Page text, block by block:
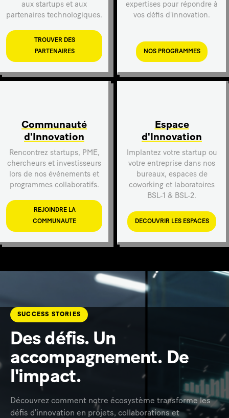
aux startups et aux
partenaires technologiques.
TROUVER DES
PARTENAIRES
expertises pour répondre à
vos défis d'innovation.
NOS PROGRAMMES
Communauté
d'Innovation
Rencontrez startups, PME,
chercheurs et investisseurs
lors de nos événements et
programmes collaboratifs.
REJOINDRE LA
COMMUNAUTE
Espace
d'Innovation
Implantez votre startup ou
votre entreprise dans nos
bureaux, espaces de
coworking et laboratoires
BSL-1 & BSL-2.
DECOUVRIR LES ESPACES
SUCCESS STORIES
Des défis. Un
accompagnement. De
l'impact.
Découvrez comment notre écosystème transforme les
défis d'innovation en projets, collaborations et